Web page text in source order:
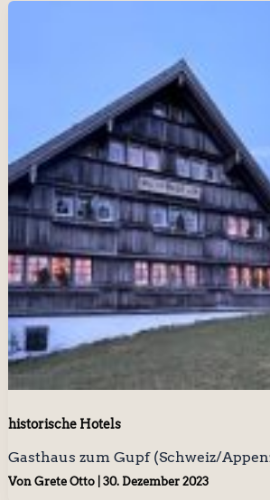
historische Hotels
Gasthaus zum Gupf (Schweiz/
Von Grete Otto 30. Dezember 2023